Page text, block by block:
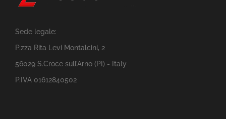
Sede legale:
P.zza Rita Levi Montalcini, 2
56029 S.Croce sull’Arno (PI) - Italy
P.IVA 01612840502